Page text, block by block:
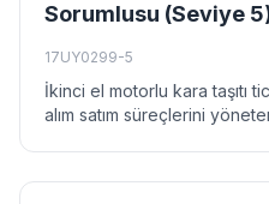
Sorumlusu (Seviye
17UY0299-5
İkinci el motorlu kara taşıtı
alım satım süreçlerini